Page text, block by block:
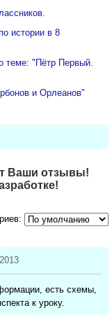
истории в 8
теме: "Пётр Первый.
и Орлеанов"
Ваши отзывы!
есть схемы,
к уроку.